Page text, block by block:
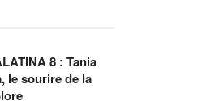
8 : Tania
le sourire de la